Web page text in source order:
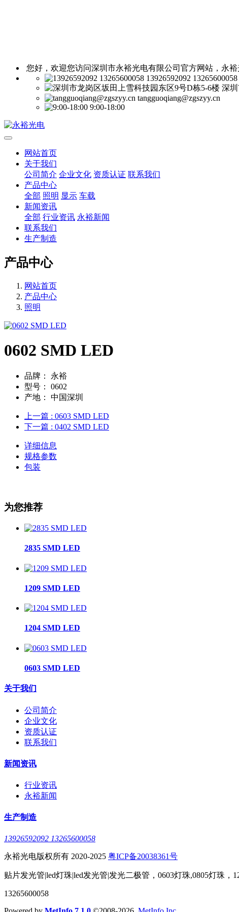
您好，欢迎您访问深圳市永裕光电有限公司官方网站，永
13926592092 13265600058
深
tangguoqiang@zgszyy.cn
9:00-18:00
网站首页
关于我们
公司简介 企业文化 资质认证 联系我们
产品中心
全部 照明 显示 车载
新闻资讯
全部 行业资讯 永裕新闻
联系我们
生产制造
产品中心
网站首页
产品中心
照明
0602 SMD LED
品牌：
永裕
型号：
0602
产地：
中国深圳
上一篇 : 0603 SMD LED
下一篇 : 0402 SMD LED
详细信息
规格参数
包装
为您推荐
2835 SMD LED
1209 SMD LED
1204 SMD LED
0603 SMD LED
关于我们
公司简介
企业文化
资质认证
联系我们
新闻资讯
行业资讯
永裕新闻
生产制造
13926592092 13265600058
永裕光电版权所有 2020-2025 粤ICP备20038361号
贴片发光管|led灯珠|led发光管|发光二极管，0603灯珠,0805灯珠，
13265600058